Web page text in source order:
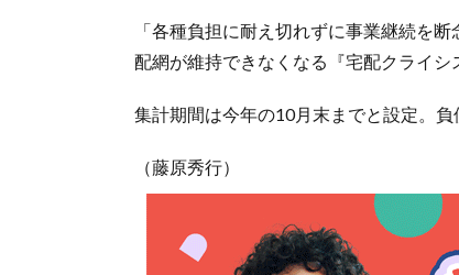
「各種負担に耐え切れずに事業継続を
配網が維持できなくなる『宅配クライシ
集計期間は今年の10月末までと設定。
（藤原秀行）